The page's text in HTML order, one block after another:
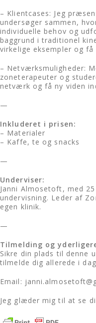
– Klientcases: Jeg
undersøger sammen,
individuelle behov og
baggrund i traditionel
virkelige eksempler og
– Netværksmuligheder:
zoneterapeuter og
netværk og få ny viden
—
Inkluderet i prisen:
– Materialer
– Kaffe, te og snacks
—
Underviser:
Janni Almosetoft, med
undervisning. Leder af
egen klinik.
—
Tilmelding og
Sikre din plads til denne
tilmelde dig allerede i
Email:
Jeg glæder mig til at se